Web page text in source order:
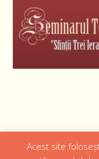
Designed by
Acest site